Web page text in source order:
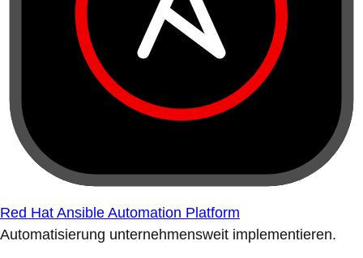
Red Hat Ansible Automation Platform
Automatisierung unternehmensweit implementieren.